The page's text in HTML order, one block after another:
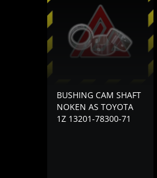
BUSHING CAM SHAFT
NOKEN AS TOYOTA
1Z 13201-78300-71